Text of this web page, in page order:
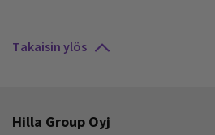
Takaisin ylös
Hilla Group Oyj